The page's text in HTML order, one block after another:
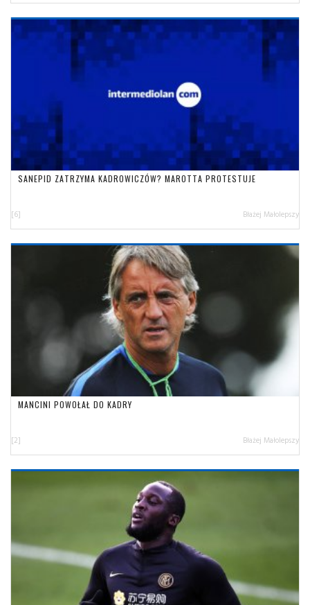
SANEPID ZATRZYMA KADROWICZÓW? MAROTTA PROTESTUJE
[6] Błażej Małolepszy
MANCINI POWOŁAŁ DO KADRY
[2] Błażej Małolepszy